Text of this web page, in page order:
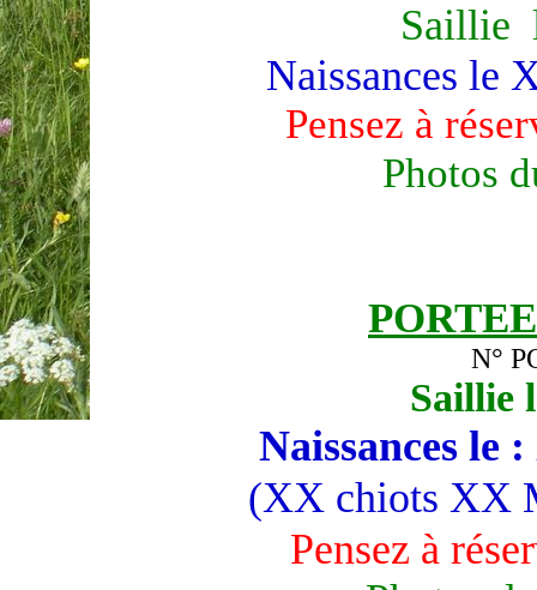
Saillie
Naissances
Pensez à
Photos
N°
Saillie
Naissances
(XX chiots XX
Pensez à